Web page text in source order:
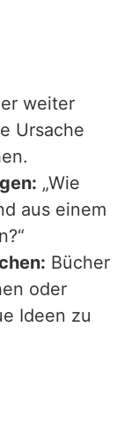
weiter
Ursache
„Wie
aus einem
Bücher
oder
Ideen zu